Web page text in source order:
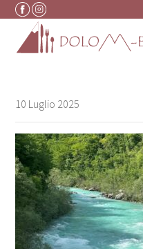
Vai al contenuto
10 Luglio 2025